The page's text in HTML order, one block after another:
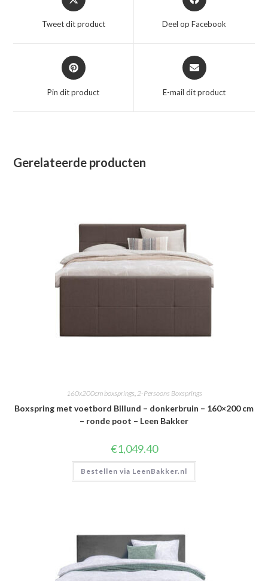
in
nieuw
Tweet dit product
in
nieuw
Deel op Facebook
Opent
in
nieuw
Pin dit product
Opent
in
nieuw
E-mail dit product
Gerelateerde producten
160x200cm boxsprings,2-Persoons Boxsprings
Boxspring met voetbord Billund – donkerbruin – 160×200 cm
– ronde poot – Leen Bakker
€1,049.40
Bestellen via LeenBakker.nl